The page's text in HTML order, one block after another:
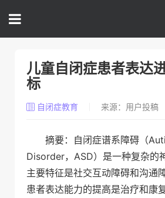
儿童自闭症患者表达
标
自闭症教育 来源：用户投稿
摘要：自闭症谱系障碍（
Disorder，ASD）是一种复杂的
主要特征是社交互动障碍和沟通
患者表达能力的提高是治疗和康